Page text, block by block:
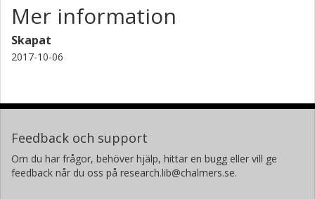
Mer information
Skapat
2017-10-06
Feedback och support
Om du har frågor, behöver hjälp, hittar en bugg eller vill ge
feedback når du oss på research.lib@chalmers.se.